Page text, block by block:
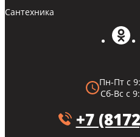
Сантехника
Пн-Пт с
Сб-Вс с
+7